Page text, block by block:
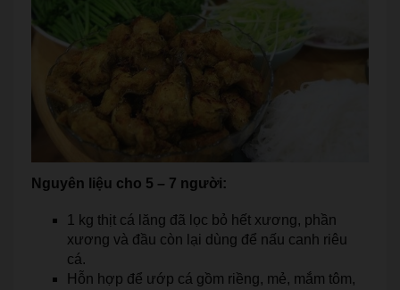
Nguyên liệu cho 5 – 7 người:
1 kg thịt cá lăng đã lọc bỏ hết xương, phần
xương và đầu còn lại dùng để nấu canh riêu
cá.
Hỗn hợp để ướp cá gồm riềng, mẻ, mắm tôm,